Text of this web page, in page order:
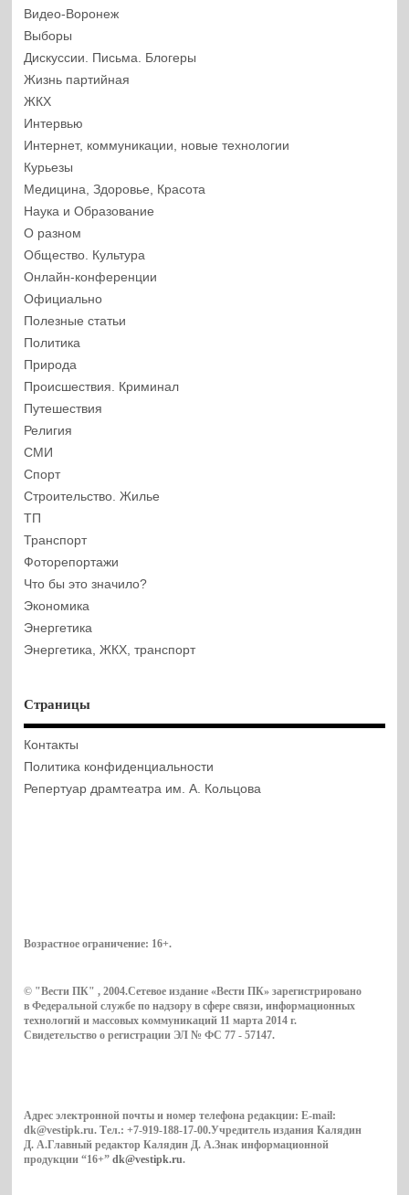
Видео-Воронеж
Выборы
Дискуссии. Письма. Блогеры
Жизнь партийная
ЖКХ
Интервью
Интернет, коммуникации, новые технологии
Курьезы
Медицина, Здоровье, Красота
Наука и Образование
О разном
Общество. Культура
Онлайн-конференции
Официально
Полезные статьи
Политика
Природа
Происшествия. Криминал
Путешествия
Религия
СМИ
Спорт
Строительство. Жилье
ТП
Транспорт
Фоторепортажи
Что бы это значило?
Экономика
Энергетика
Энергетика, ЖКХ, транспорт
Страницы
Контакты
Политика конфиденциальности
Репертуар драмтеатра им. А. Кольцова
Возрастное ограничение: 16+.
© "Вести ПК" , 2004.Сетевое издание «Вести ПК» зарегистрировано
в Федеральной службе по надзору в сфере связи, информационных
технологий и массовых коммуникаций 11 марта 2014 г.
Свидетельство о регистрации ЭЛ № ФС 77 - 57147.
Адрес электронной почты и номер телефона редакции: E-mail:
dk@vestipk.ru. Тел.: +7-919-188-17-00.Учредитель издания Калядин
Д. А.Главный редактор Калядин Д. А.Знак информационной
продукции “16+”dk@vestipk.ru.